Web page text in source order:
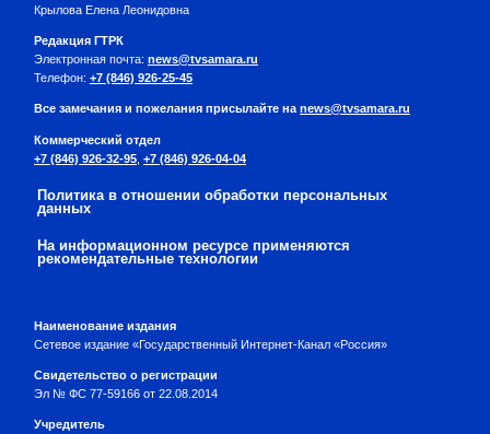
Крылова Елена Леонидовна
Редакция ГТРК
Электронная почта: news@tvsamara.ru
Телефон: +7 (846) 926-25-45
Все замечания и пожелания присылайте наnews@tvsamara.ru
Коммерческий отдел
+7 (846) 926-32-95 +7 (846) 926-04-04
Политика в отношении обработки персональных
данных
На информационном ресурсе применяются
рекомендательные технологии
Наименование издания
Сетевое издание «Государственный Интернет-Канал «Россия»
Свидетельство о регистрации
Эл № ФС 77-59166 от 22.08.2014
Учредитель